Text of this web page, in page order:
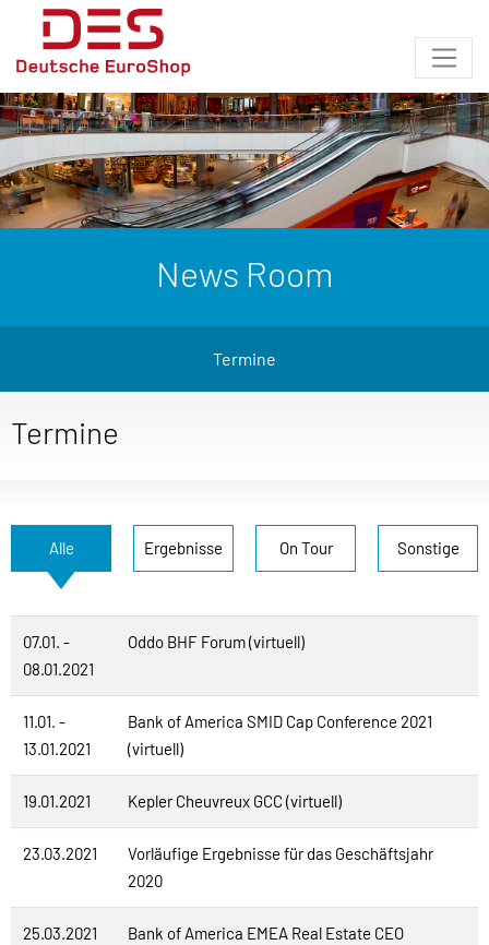
News Room
Termine
Termine
Alle Ergebnisse On Tour Sonstige
07.01. -
08.01.2021
Oddo BHF Forum (virtuell)
11.01. -
13.01.2021
Bank of America SMID Cap Conference 2021
(virtuell)
19.01.2021 Kepler Cheuvreux GCC (virtuell)
23.03.2021
Vorläufige Ergebnisse für das Geschäftsjahr
2020
25.03.2021
Bank of America EMEA Real Estate CEO